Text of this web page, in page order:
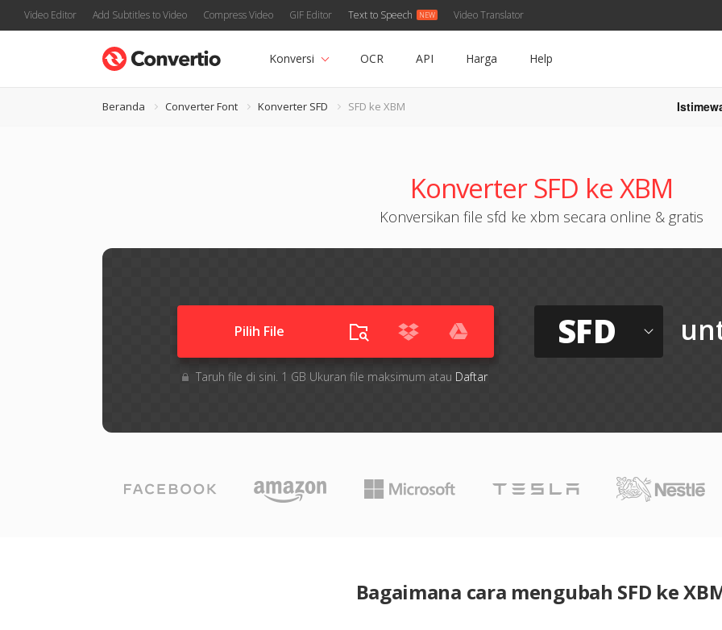
Video Editor Add Subtitles to Video Compress Video GIF Editor Text to Speech Video Translator
Konversi OCR API Harga Help
Beranda Converter Font Konverter SFD SFD ke XBM
Konverter SFD ke XBM
Konversikan file sfd ke xbm secara online & gratis
Pilih File
Taruh file di sini. 1 GB Ukuran file maksimum atau Daftar
SFD
Bagaimana cara mengubah SFD ke